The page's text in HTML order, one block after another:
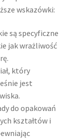
wskazówki:
są specyficzne
jak wrażliwość
który
jest
do opakowań
kształtów i